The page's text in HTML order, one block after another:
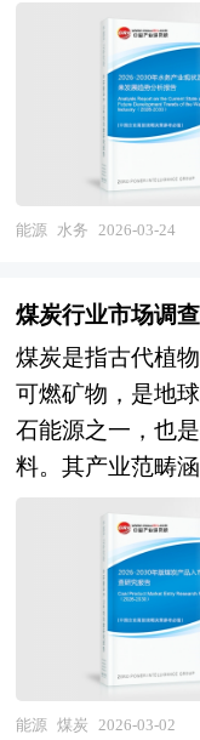
用于企业融资、
改革委立项 3、
目核准 5、用于
请政府资金 可行
科研项目之前，
技术方案及技术
可行性研究报告
析为主要方法，
各种因素，运用
可行。对整个可
优缺点和建议。
图等，以增强可
是确定建设项目
资决策之前，对
证的科学方法，
拟建项目有关的
研、分析比较以
跨区域、全产业
圾焚烧、工业固
域，并通过BOT
础设施建设。随
小型企业逐渐面
输出与托管运营
西部地区垃圾发
市延伸。随着“西
进，中西部地区
长，传统填埋设
项目提供了市场
保基础设施建设
本研究咨询报告
大量周密的市场
计局、国家工信
局、中国环境保
会、中国行业研
志以及专业研究
态平衡与公共安
盖上游水源保护
蓄、引水工程）
厂、管网输配、
污水处理与资源
处置、智慧水务
业务及水务衍生
务、农村供水及
刚性约束趋紧与
正从传统工程驱
系统治理转型，
境综合治理、非
兴领域延伸。 当
改革深化与高质
年的特许经营推
水务集团为主导
参与的产业格局
能源 水务 2026-03-24
煤炭行业市场调
煤炭是指古代植
可燃矿物，是地
石能源之一，也
料。其产业范畴
选）、煤炭转化
烯烃等）及煤炭
涉及采矿工程、
全科学等多学科
全生产压力大、
显著特征。作为
能源 煤炭 2026-03-02